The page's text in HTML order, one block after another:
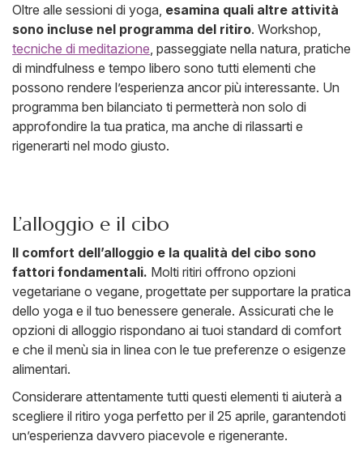
Oltre alle sessioni di yoga, esamina quali altre attività
sono incluse nel programma del ritiro. Workshop,
tecniche di meditazione , passeggiate nella natura, pratiche
di mindfulness e tempo libero sono tutti elementi che
possono rendere l’esperienza ancor più interessante. Un
programma ben bilanciato ti permetterà non solo di
approfondire la tua pratica, ma anche di rilassarti e
rigenerarti nel modo giusto.
L’alloggio e il cibo
Il comfort dell’alloggio e la qualità del cibo sono
fattori fondamentali. Molti ritiri offrono opzioni
vegetariane o vegane, progettate per supportare la pratica
dello yoga e il tuo benessere generale. Assicurati che le
opzioni di alloggio rispondano ai tuoi standard di comfort
e che il menù sia in linea con le tue preferenze o esigenze
alimentari.
Considerare attentamente tutti questi elementi ti aiuterà a
scegliere il ritiro yoga perfetto per il 25 aprile, garantendoti
un’esperienza davvero piacevole e rigenerante.